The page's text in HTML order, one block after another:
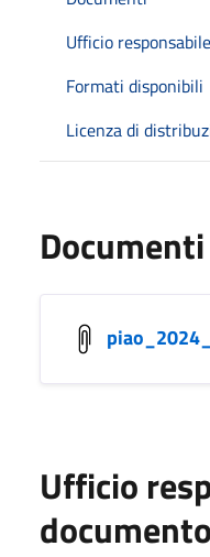
Ufficio
Formati disponibili
Licenza di
Documenti
Ufficio
documento